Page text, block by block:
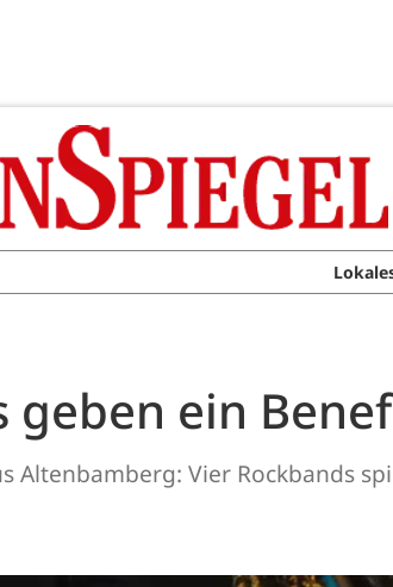
geben ein
Altenbamberg: Vier Rockbands